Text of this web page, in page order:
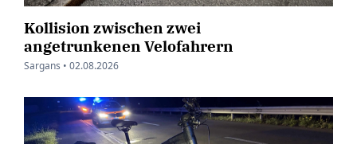
Kollision zwischen zwei
angetrunkenen Velofahrern
Sargans • 02.08.2026